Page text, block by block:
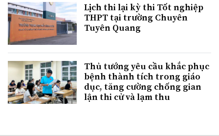
Lịch thi lại kỳ thi Tốt nghiệp
THPT tại trường Chuyên
Tuyên Quang
Thủ tướng yêu cầu khắc phục
bệnh thành tích trong giáo
dục, tăng cường chống gian
lận thi cử và lạm thu